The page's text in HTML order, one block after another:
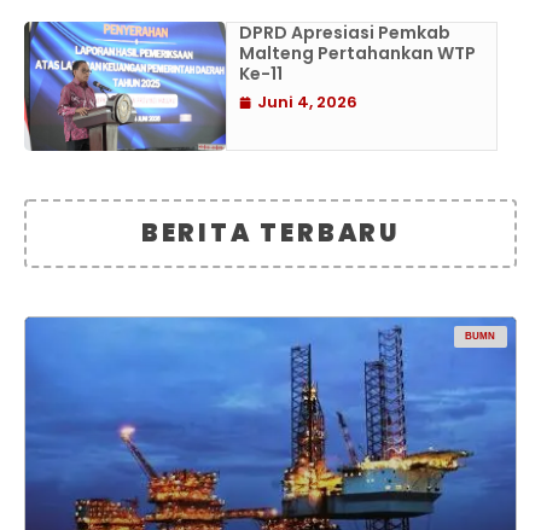
DPRD Apresiasi Pemkab
Malteng Pertahankan WTP
Ke-11
Juni 4, 2026
BERITA TERBARU
BUMN